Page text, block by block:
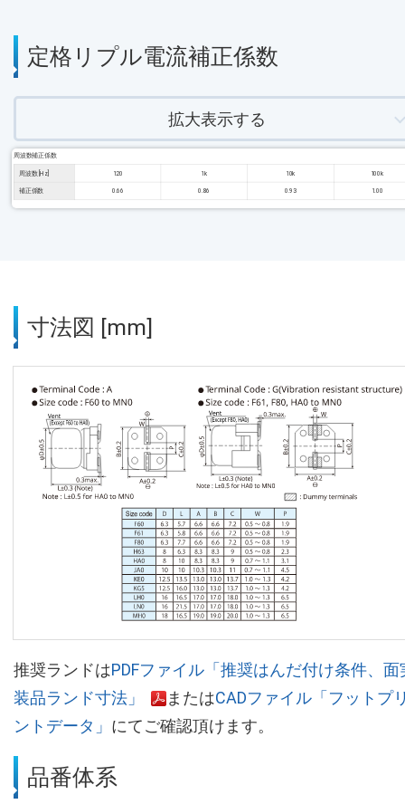
定格リプル電流補正係数
拡大表示する
周波数補正係数
周波数 [Hz] 120 1k 10k 100k
補正係数 0.66 0.86 0.93 1.00
寸法図 [mm]
推奨ランドはPDFファイル「推奨はんだ付け条件、面
装品ランド寸法」
またはCADファイル「フットプ
ントデータ」 にてご確認頂けます。
品番体系